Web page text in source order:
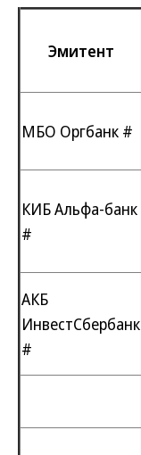
Эмитент
МБО Оргбанк #
КИБ Альфа-банк
#
АКБ
ИнвестСбербанк
#